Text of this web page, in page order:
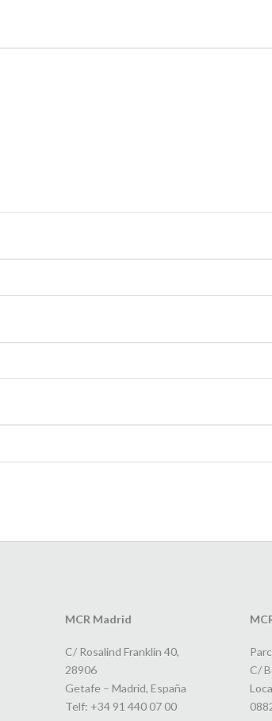
MCR Madrid
C/ Rosalind Franklin 40,
28906
Getafe – Madrid, España
Telf: +34 91 440 07 00
C/